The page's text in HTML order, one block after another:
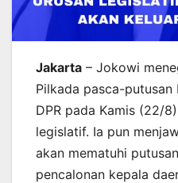
Jakarta – Jokowi
Pilkada pasca-
DPR pada Kamis (22/
legislatif. Ia pun
akan mematuhi
pencalonan kepala